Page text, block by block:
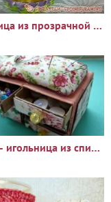
Игольница из прозрачной баночки
Комод – игольница из спичечных коробков